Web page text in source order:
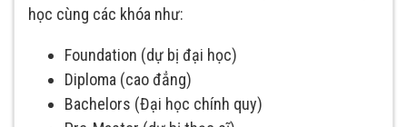
học cùng các khóa như:
Foundation (dự bị đại học)
Diploma (cao đẳng)
Bachelors (Đại học chính quy)